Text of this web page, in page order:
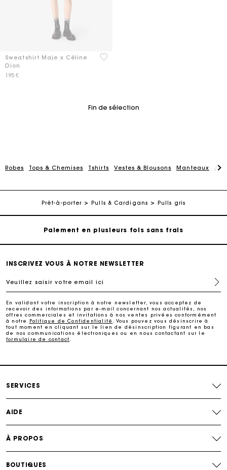
Sweatshirt Maje x Céline
Dion
195 €
5 out of 5 Customer Rating
Fin de sélection
Robes Tops & Chemises Tshirts Vestes & Blousons Manteaux
Prêt-à-porter Pulls & Cardigans Pulls gris
Carte Cadeau Maje : la meilleure façon d'offrir le
Livraison à domicile offerte sous 2 jours ouvrés
Paiement en plusieurs fois sans frais
Echanges & Retours offerts
Carte Cadeau Maje : la meilleure façon d'offrir le
cadeau parfait
Livraison à domicile offerte sous 2 jours ouvrés
Echanges & Retours offerts
Carte Cadeau Maje : la meilleure façon d'offrir le
INSCRIVEZ VOUS À NOTRE NEWSLETTER
Veuillez saisir votre email ici
En validant votre inscription à notre newsletter, vous acceptez de
recevoir des informations par e-mail concernant nos actualités, nos
offres commerciales et invitations à nos ventes privées conformément
à notre
Politique de Confidentialité . Vous pouvez vous désinscrire à
tout moment en cliquant sur le lien de désinscription figurant en bas
de nos communications électroniques ou en nous contactant sur le
formulaire de contact.
SERVICES
AIDE
À PROPOS
BOUTIQUES